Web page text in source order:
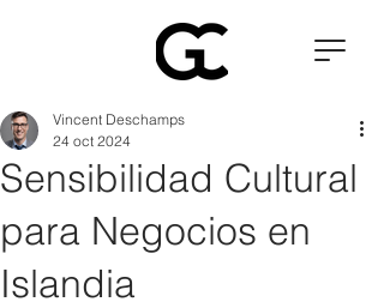
Sensibilidad Cultural
para Negocios en
Islandia
Vincent Deschamps
24 oct 2024